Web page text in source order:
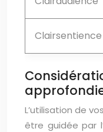
Clairsentience
L’utilisation de
être guidée par